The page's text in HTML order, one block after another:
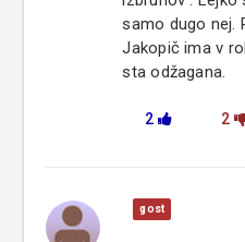
samo dugo nej.
Jakopič ima v
sta odžagana.
2 2
gost